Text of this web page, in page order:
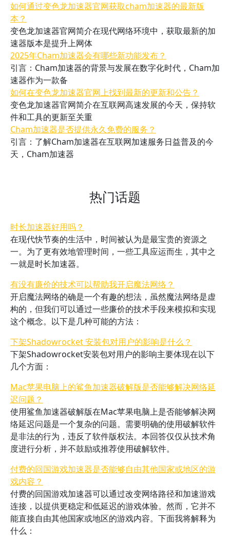
如何通过变色龙加速器官网获取cham加速器的最新版
本？
变色龙加速器官网简介在现代网络环境中，获取最新的加
速器版本是提升上网体
2025年Cham加速器会有哪些新功能发布？
引言：Cham加速器的背景与发展在数字化时代，Cham加
速器作为一款备
如何在变色龙加速器官网上找到最新的更新和公告？
变色龙加速器官网简介在互联网高速发展的今天，保持软
件和工具的更新至关重
Cham加速器是否提供永久免费的服务？
引言：了解Cham加速器在互联网加速服务日益普及的今
天，Cham加速器
热门话题
时长加速器好用吗？
在现代快节奏的生活中，时间被认为是最宝贵的资源之
一。为了更有效地管理时间，一些工具应运而生，其中之
一就是时长加速器。
有没有廉价的技术可以帮助我开启魔法网络？
开启魔法网络的确是一个有趣的想法，虽然魔法网络是虚
构的，但我们可以通过一些廉价的技术手段来模拟和实现
这个概念。以下是几种可能的方法：
下架Shadowrocket 安装包对用户的影响是什么？
下架Shadowrocket安装包对用户的影响主要体现在以下
几个方面：
Mac苹果电脑上的鲨鱼加速器破解版是否能够解决网络延
迟问题？
使用鲨鱼加速器破解版在Mac苹果电脑上是否能够解决网
络延迟问题是一个复杂的问题。需要明确的使用破解软件
是非法的行为，违反了软件版权法。本回答仅仅从技术角
度进行分析，并不鼓励或推荐使用破解软件。
付费的回国游戏加速器是否能够自由其他国家或地区的游
戏内容？
付费的回国游戏加速器可以通过改变网络路径和加速游戏
连接，以提供更稳定和低延迟的游戏体验。然而，它并不
能直接自由其他国家或地区的游戏内容。下面我将解释为
什么：